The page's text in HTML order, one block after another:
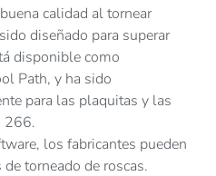
calidad al tornear
diseñado para superar
disponible como
Path, y ha sido
para las plaquitas y las
266.
los fabricantes pueden
torneado de roscas.